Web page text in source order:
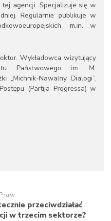
agencji. Specjalizuje się w
Regularnie publikuje w
m.in. w
Wykładowca wizytujący
Państwowego im. M.
„Michnik-Nawalny. Dialogi”,
(Partija Progressa) w
przeciwdziałać
w trzecim sektorze?